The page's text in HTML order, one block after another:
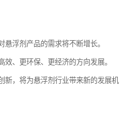
悬浮剂产品的需求将不断增长。
效、更环保、更经济的方向发展。
新，将为悬浮剂行业带来新的发展机